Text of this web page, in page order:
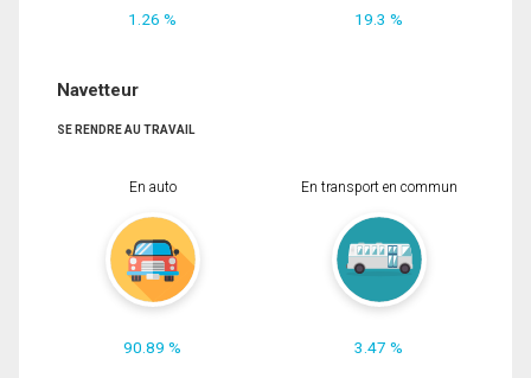
1.26 % 19.3 %
Navetteur
SE RENDRE AU TRAVAIL
En auto
90.89 %
En transport en commun
3.47 %